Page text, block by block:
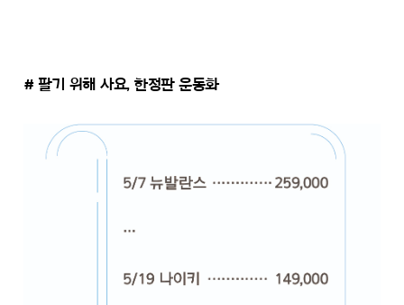
# 팔기 위해 사요, 한정판 운동화